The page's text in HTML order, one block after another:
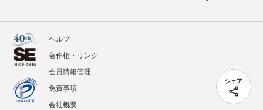
シェア
ヘルプ
著作権・リンク
会員情報管理
免責事項
会社概要